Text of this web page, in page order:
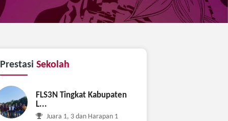
Prestasi Sekolah
FLS3N Tingkat Kabupaten
L...
Juara 1, 3 dan Harapan 1